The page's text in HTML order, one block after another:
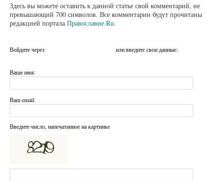
Здесь вы можете оставить к данной статье свой комментарий, не
превышающий 700 символов. Все комментарии будут прочитаны
редакцией портала Православие.Ru.
Войдите через или введите свои данные:
Ваше имя:
Ваш email:
Введите число, напечатанное на картинке